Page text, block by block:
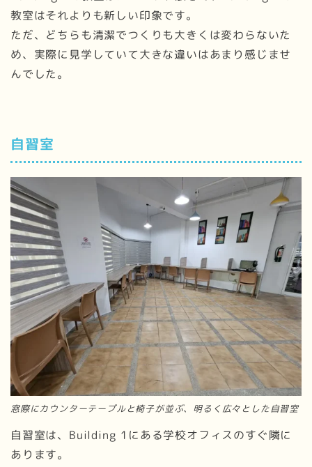
教室はそれよりも新しい印象です。
ただ、どちらも清潔でつくりも大きくは変わらないた
め、実際に見学していて大きな違いはあまり感じませ
んでした。
自習室
窓際にカウンターテーブルと椅子が並ぶ、明るく広々とした自習室
自習室は、Building 1にある学校オフィスのすぐ隣に
あります。